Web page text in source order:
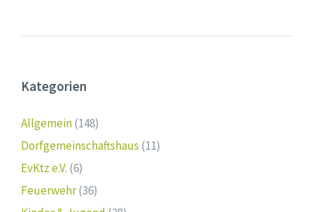
Kategorien
Allgemein(148)
Dorfgemeinschaftshaus (11)
EvKtz e.V. (6)
Feuerwehr(36)